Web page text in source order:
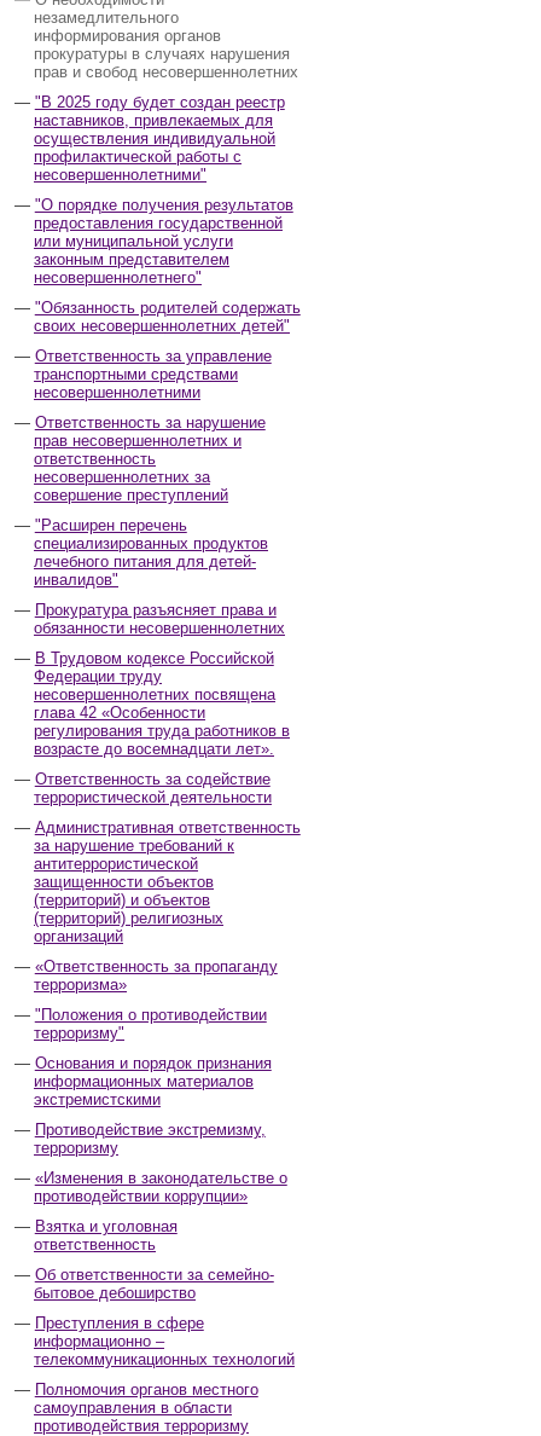
незамедлительного
информирования органов
прокуратуры в случаях нарушения
прав и свобод несовершеннолетних
"В 2025 году будет создан реестр
наставников, привлекаемых для
осуществления индивидуальной
профилактической работы с
несовершеннолетними"
"О порядке получения результатов
предоставления государственной
или муниципальной услуги
законным представителем
несовершеннолетнего"
"Обязанность родителей содержать
своих несовершеннолетних детей"
Ответственность за управление
транспортными средствами
несовершеннолетними
Ответственность за нарушение
прав несовершеннолетних и
ответственность
несовершеннолетних за
совершение преступлений
"Расширен перечень
специализированных продуктов
лечебного питания для детей-
инвалидов"
Прокуратура разъясняет права и
обязанности несовершеннолетних
В Трудовом кодексе Российской
Федерации труду
несовершеннолетних посвящена
глава 42 «Особенности
регулирования труда работников в
возрасте до восемнадцати лет».
Ответственность за содействие
террористической деятельности
Административная ответственность
за нарушение требований к
антитеррористической
защищенности объектов
(территорий) и объектов
(территорий) религиозных
организаций
«Ответственность за пропаганду
терроризма»
"Положения о противодействии
терроризму"
Основания и порядок признания
информационных материалов
экстремистскими
Противодействие экстремизму,
терроризму
«Изменения в законодательстве о
противодействии коррупции»
Взятка и уголовная
ответственность
Об ответственности за семейно-
бытовое дебоширство
Преступления в сфере
информационно –
телекоммуникационных технологий
Полномочия органов местного
самоуправления в области
противодействия терроризму